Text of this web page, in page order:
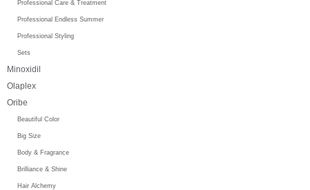
Professional Care & Treatment
Professional Endless Summer
Professional Styling
Sets
Minoxidil
Olaplex
Oribe
Beautiful Color
Big Size
Body & Fragrance
Brilliance & Shine
Hair Alchemy